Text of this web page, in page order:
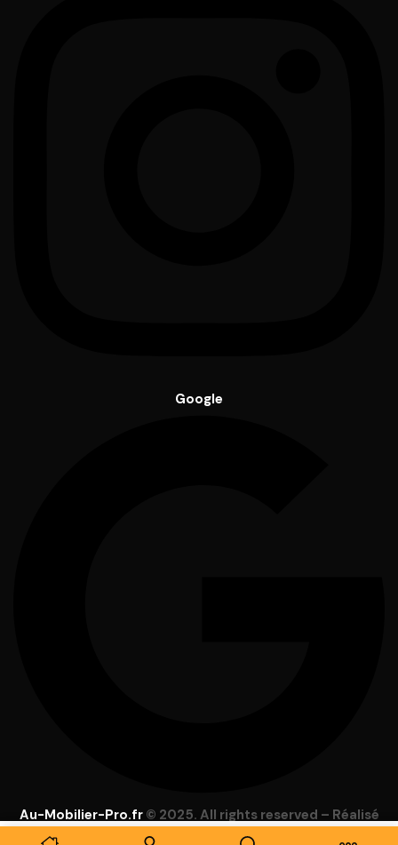
Google
Au-Mobilier-Pro.fr© 2025. All rights reserved – Réalisé
parFocus Web Mentions Légales–